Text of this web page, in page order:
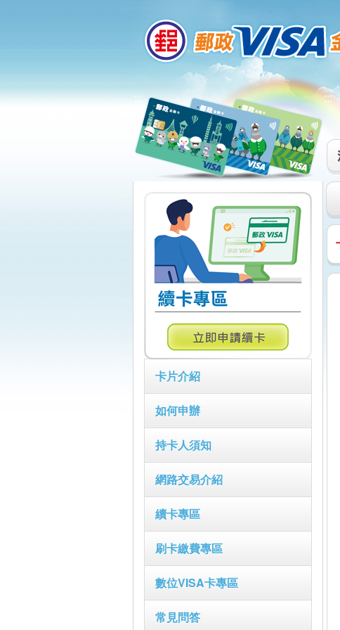
:::
卡片介紹
如何申辦
持卡人須知
網路交易介紹
續卡專區
刷卡繳費專區
數位VISA卡專區
常見問答
:::